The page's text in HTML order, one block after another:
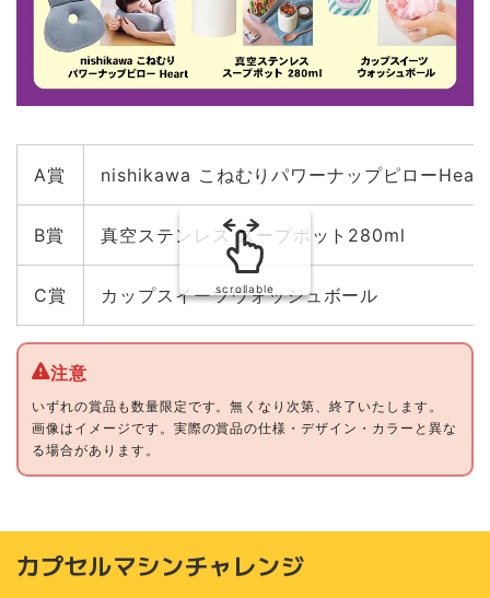
A賞 nishikawa こねむりパワーナップピローHeart
B賞 真空ステンレス スープポット280ml
C賞 カップスイーツウォッシュボール
scrollable
いずれの賞品も数量限定です。無くなり次第、終了いたします。
画像はイメージです。実際の賞品の仕様・デザイン・カラーと異な
る場合があります。
カプセルマシンチャレンジ